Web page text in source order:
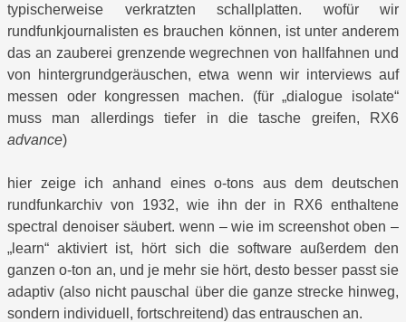
typischerweise verkratzten schallplatten. wofür wir
rundfunkjournalisten es brauchen können, ist unter anderem
das an zauberei grenzende wegrechnen von hallfahnen und
von hintergrundgeräuschen, etwa wenn wir interviews auf
messen oder kongressen machen. (für „dialogue isolate“
muss man allerdings tiefer in die tasche greifen, RX6
advance)
hier zeige ich anhand eines o-tons aus dem deutschen
rundfunkarchiv von 1932, wie ihn der in RX6 enthaltene
spectral denoiser säubert. wenn – wie im screenshot oben –
„learn“ aktiviert ist, hört sich die software außerdem den
ganzen o-ton an, und je mehr sie hört, desto besser passt sie
adaptiv (also nicht pauschal über die ganze strecke hinweg,
sondern individuell, fortschreitend) das entrauschen an.